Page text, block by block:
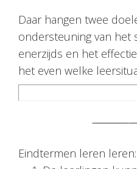
Daar hangen twee
ondersteuning van het
enerzijds en het
het even welke
Eindtermen leren leren: